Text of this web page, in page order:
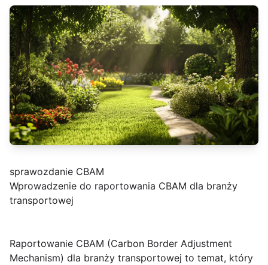
sprawozdanie CBAM
Wprowadzenie do raportowania CBAM dla branży
transportowej
Raportowanie CBAM (Carbon Border Adjustment
Mechanism) dla branży transportowej to temat, który